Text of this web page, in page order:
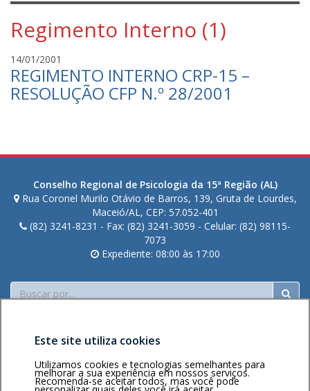
Regimento Interno (1)
14/01/2001
r
i
s
o
C
v
a
n
d
e
M
REGIMENTO INTERNO CRP-15 –
RESOLUÇÃO CFP N.º 28/2001
Conselho Regional de Psicologia da 15ª Região (AL)
Rua Coronel Murilo Otávio de Barros, 139, Gruta de Lourdes,
Maceió/AL, CEP: 57.052-401
(82) 3241-8231 - Fax: (82) 3241-3059 - Celular: (82) 98115-
7073
Expediente: 08:00 às 17:00
Buscar
Este site utiliza cookies
Utilizamos cookies e tecnologias semelhantes para
melhorar a sua experiência em nossos serviços.
Recomenda-se aceitar todos, mas você pode